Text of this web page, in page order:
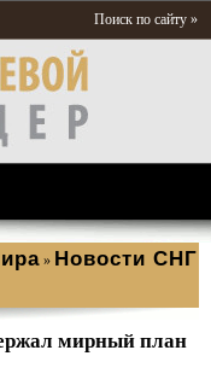
Поиск по сайту »
» Новости СНГ
мирный план